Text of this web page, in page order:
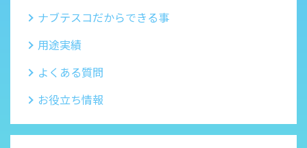
ナブテスコだからできる事
用途実績
よくある質問
お役立ち情報